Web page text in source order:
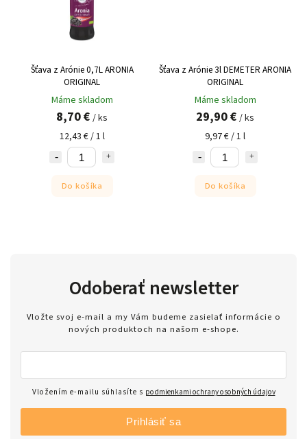
Šťava z Arónie 0,7L ARONIA
ORIGINAL
Máme skladom
8,70 € / ks
12,43 € / 1 l
Do košíka
Šťava z Arónie 3l DEMETER ARONIA
ORIGINAL
Máme skladom
29,90 € / ks
9,97 € / 1 l
Do košíka
Odoberať newsletter
Vložte svoj e-mail a my Vám budeme zasielať informácie o
nových produktoch na našom e-shope.
Vložením e-mailu súhlasíte s podmienkami ochrany osobných údajov
Prihlásiť sa